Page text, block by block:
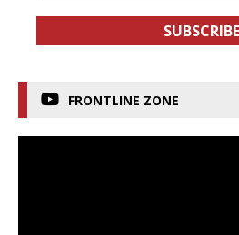
FRONTLINE ZONE